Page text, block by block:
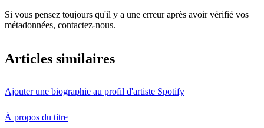
Si vous pensez toujours qu'il y a une erreur après avoir vérifié vos
métadonnées, contactez-nous.
Articles similaires
Ajouter une biographie au profil d'artiste Spotify
À propos du titre